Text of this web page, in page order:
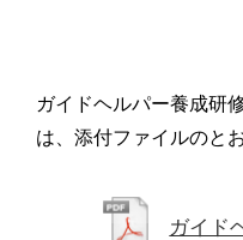
ガイドヘルパー養成研
は、添付ファイルのと
ガイド